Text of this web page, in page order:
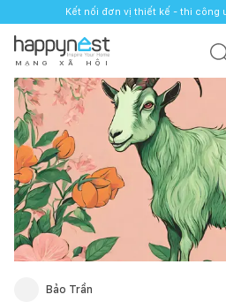
Kết nối đơn vị thiết kế - thi công
M Ạ N G X Ã H Ộ I
Bảo Trần